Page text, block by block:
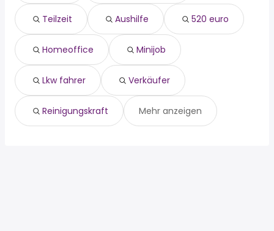
Bad Driburg
Oerlinghausen
homeoffice
minijob
lkw fahrer
verkäufer
Teilzeit Aushilfe 520 euro
Homeoffice Minijob
Lkw fahrer Verkäufer
Reinigungskraft Mehr anzeigen